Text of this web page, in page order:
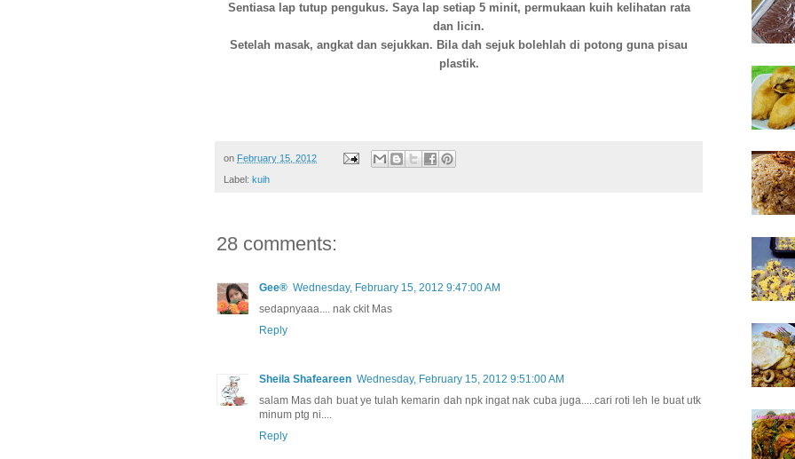
Sentiasa lap tutup pengukus. Saya lap setiap 5 minit, permukaan kuih kelihatan rata
dan licin.
Setelah masak, angkat dan sejukkan. Bila dah sejuk bolehlah di potong guna pisau
plastik.
on February 15, 2012
Label: kuih
28 comments:
Gee® Wednesday, February 15, 2012 9:47:00 AM
sedapnyaaa.... nak ckit Mas
Reply
Sheila Shafeareen Wednesday, February 15, 2012 9:51:00 AM
salam Mas dah buat ye tulah kemarin dah npk ingat nak cuba juga.....cari roti leh le buat utk
minum ptg ni....
Reply